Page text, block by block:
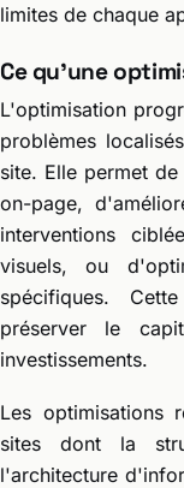
limites de chaque
Ce qu'une
L'optimisation
problèmes
site. Elle permet
on-page,
interventions
visuels, ou
spécifiques.
préserver le
investissements.
Les optimisations
sites dont la
l'architecture